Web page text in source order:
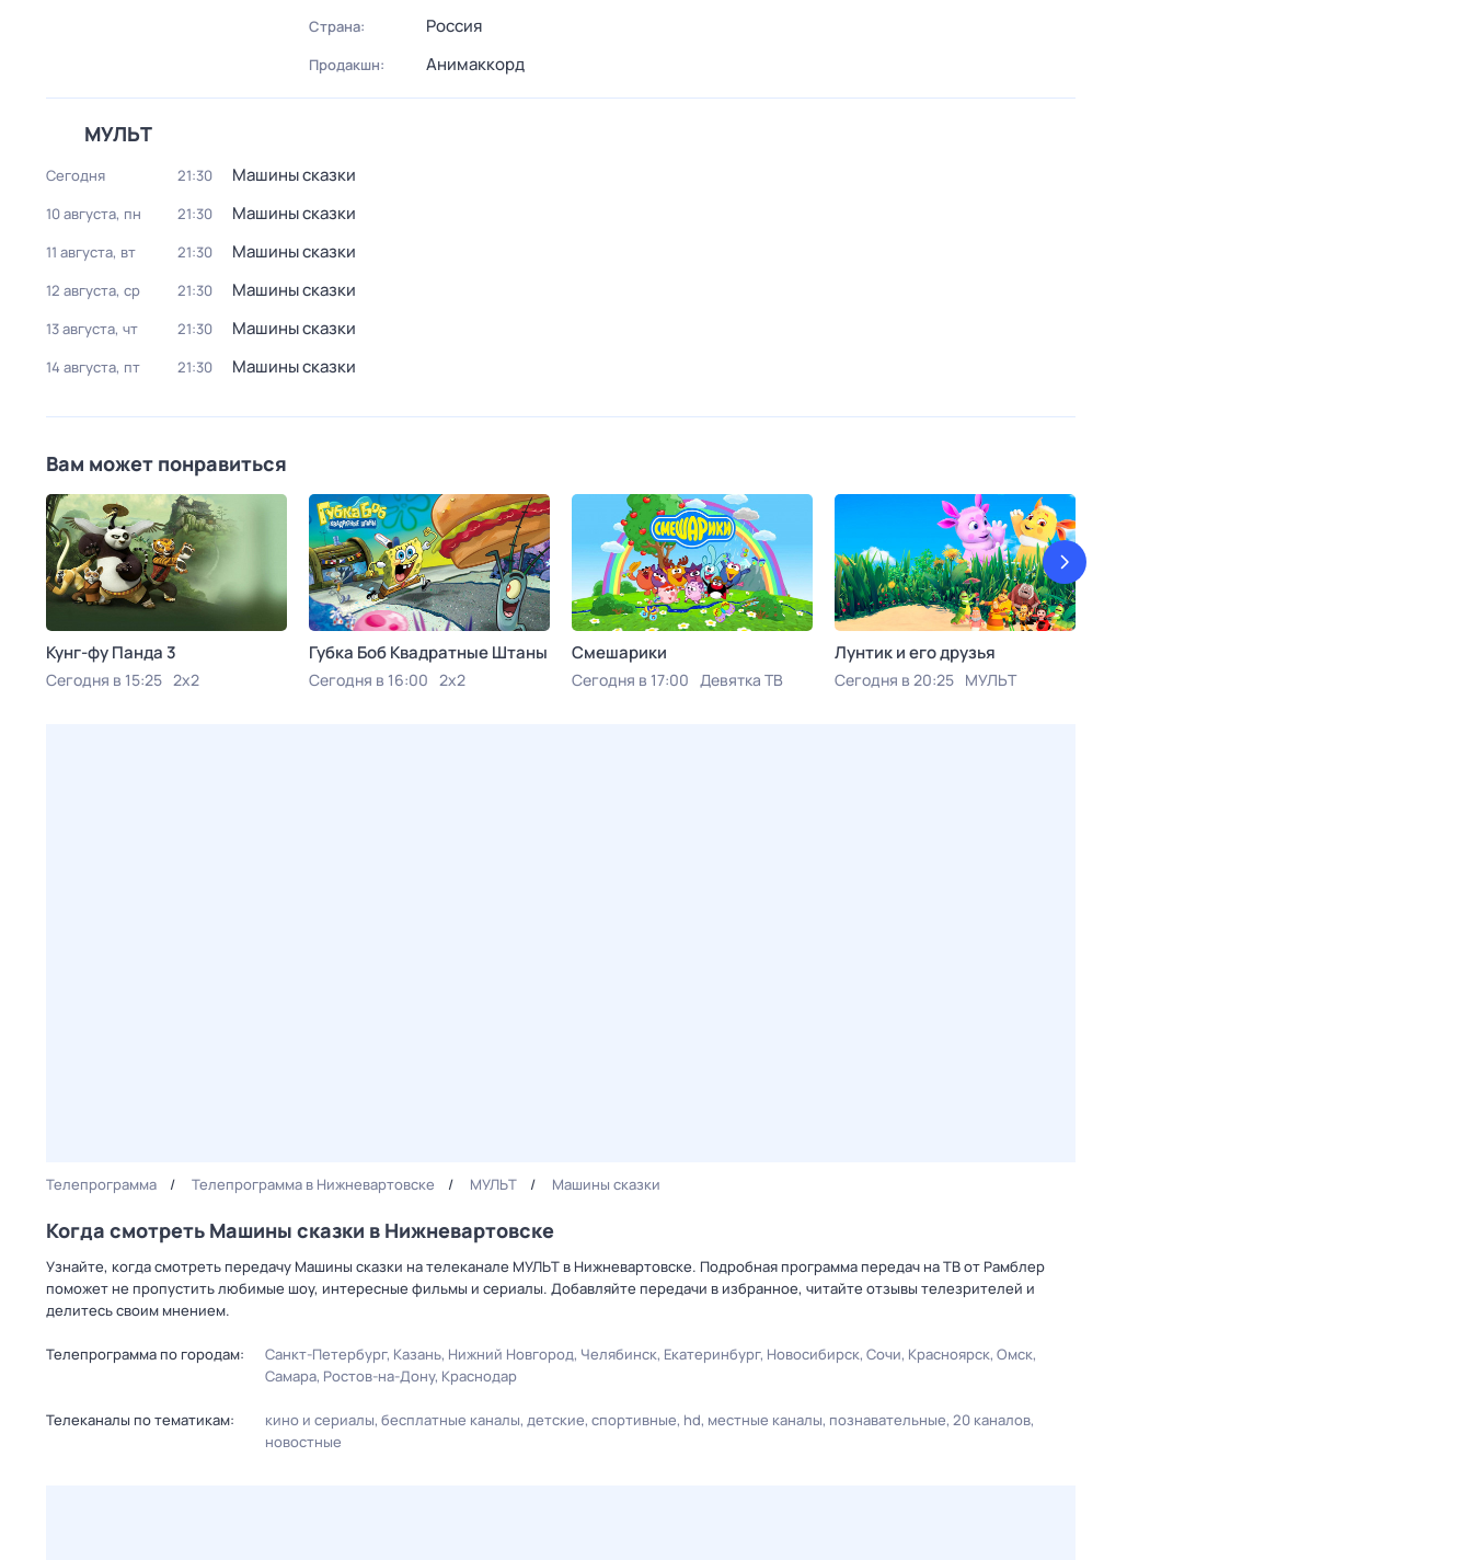
Страна: Россия
Продакшн: Анимаккорд
МУЛЬТ
Сегодня 21:30 Машины сказки
10 августа, пн 21:30 Машины сказки
11 августа, вт 21:30 Машины сказки
12 августа, ср 21:30 Машины сказки
13 августа, чт 21:30 Машины сказки
14 августа, пт 21:30 Машины сказки
Вам может понравиться
Кунг-фу Панда 3
Сегодня в 15:25 2x2
Губка Боб Квадратные Штаны
Сегодня в 16:00 2x2
Смешарики
Сегодня в 17:00 Девятка ТВ
Лунтик и его друзья
Сегодня в 20:25 МУЛЬТ
Телепрограмма Телепрограмма в Нижневартовске МУЛЬТ Машины сказки
Когда смотреть Машины сказки в Нижневартовске
Узнайте, когда смотреть передачу Машины сказки на телеканале МУЛЬТ в Нижневартовске. Подробная программа передач на ТВ от Рамблер
поможет не пропустить любимые шоу, интересные фильмы и сериалы. Добавляйте передачи в избранное, читайте отзывы телезрителей и
делитесь своим мнением.
Телепрограмма по городам: Санкт-Петербург Казань Нижний Новгород Челябинск Екатеринбург Новосибирск Сочи Красноярск Омск
Самара Ростов-на-Дону Краснодар
Телеканалы по тематикам: кино и сериалы бесплатные каналы детские спортивные hd местные каналы познавательные 20 каналов
новостные